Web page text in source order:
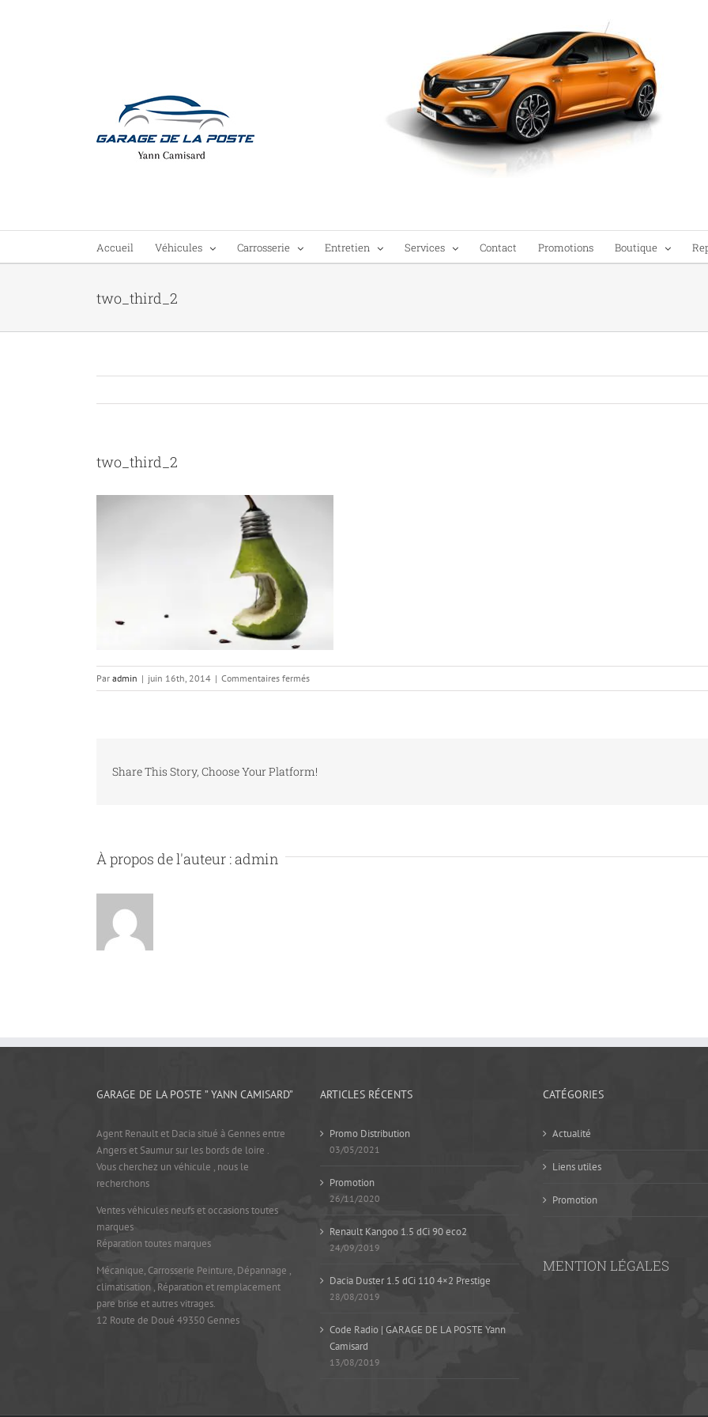
Accueil Véhicules Carrosserie Entretien Services Contact Promotions Boutique
two_third_2
two_third_2
Par admin | juin 16th, 2014 | Commentaires ferméssur
two_third_2
Share This Story, Choose Your Platform!
À propos de l'auteur :admin
GARAGE DE LA POSTE ” YANN CAMISARD”
Agent Renault et Dacia situé à Gennes entre
Angers et Saumur sur les bords de loire .
Vous cherchez un véhicule , nous le
recherchons
Ventes véhicules neufs et occasions toutes
marques
Réparation toutes marques
Mécanique, Carrosserie Peinture, Dépannage ,
climatisation , Réparation et remplacement
pare brise et autres vitrages.
12 Route de Doué 49350 Gennes
ARTICLES RÉCENTS
Promo Distribution
03/05/2021
Promotion
26/11/2020
Renault Kangoo 1.5 dCi 90 eco2
24/09/2019
Dacia Duster 1.5 dCi 110 4×2 Prestige
28/08/2019
Code Radio | GARAGE DE LA POSTE Yann
Camisard
13/08/2019
CATÉGORIES
Actualité
Liens utiles
Promotion
MENTION LÉGALES